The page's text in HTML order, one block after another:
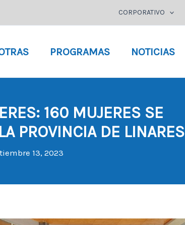
CORPORATIVO
PROGRAMAS NOTICIAS
160 MUJERES SE
PROVINCIA DE LINARES
13, 2023